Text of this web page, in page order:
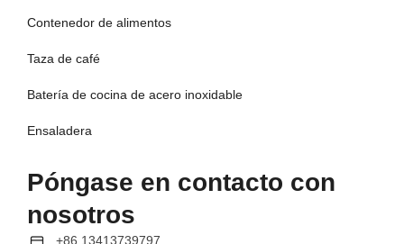
Contenedor de alimentos
Taza de café
Batería de cocina de acero inoxidable
Ensaladera
Póngase en contacto con
nosotros
+86 13413739797